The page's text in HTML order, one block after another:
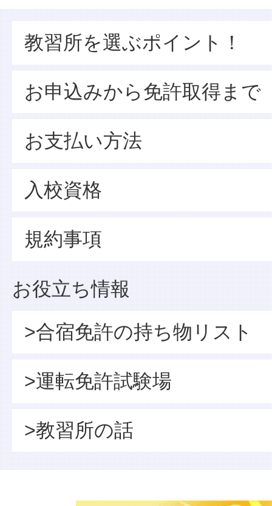
教習所を選ぶポイント！
お申込みから免許取得まで
お支払い方法
入校資格
規約事項
お役立ち情報
>合宿免許の持ち物リスト
>運転免許試験場
>教習所の話